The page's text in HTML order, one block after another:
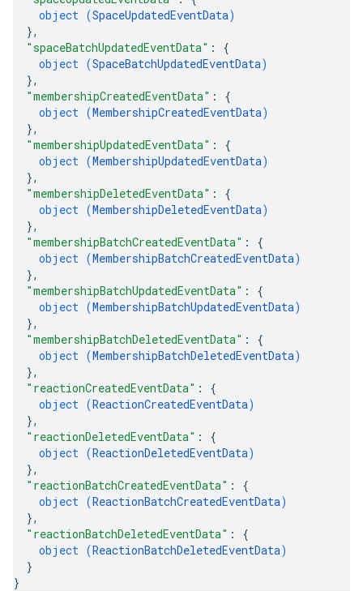
object (SpaceUpdatedEventData)
},
"spaceBatchUpdatedEventData" : {
object (SpaceBatchUpdatedEventData)
},
"membershipCreatedEventData" : {
object (MembershipCreatedEventData)
},
"membershipUpdatedEventData" : {
object (MembershipUpdatedEventData)
},
"membershipDeletedEventData" : {
object (MembershipDeletedEventData)
},
"membershipBatchCreatedEventData" : {
object (MembershipBatchCreatedEventData)
},
"membershipBatchUpdatedEventData" : {
object (MembershipBatchUpdatedEventData)
},
"membershipBatchDeletedEventData" : {
object (MembershipBatchDeletedEventData)
},
"reactionCreatedEventData" : {
object (ReactionCreatedEventData)
},
"reactionDeletedEventData" : {
object (ReactionDeletedEventData)
},
"reactionBatchCreatedEventData" : {
object (ReactionBatchCreatedEventData)
},
"reactionBatchDeletedEventData" : {
object (ReactionBatchDeletedEventData)
}
}